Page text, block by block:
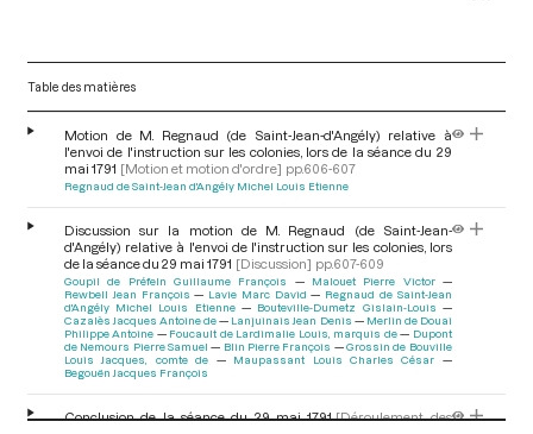
Table des matières
Motion de M. Regnaud (de Saint-Jean-d'Angély) relative à
l'envoi de l'instruction sur les colonies, lors de la séance du 29
mai 1791 [Motion et motion d'ordre] pp.606-607
Regnaud de Saint-Jean d'Angély Michel Louis Etienne
Discussion sur la motion de M. Regnaud (de Saint-Jean-
d'Angély) relative à l'envoi de l'instruction sur les colonies, lors
de la séance du 29 mai 1791 [Discussion] pp.607-609
Goupil de Préfeln Guillaume François
Malouet Pierre Victor
Rewbell Jean François
Lavie Marc David
Regnaud de Saint-Jean
d'Angély Michel Louis Etienne
Bouteville-Dumetz Gislain-Louis
Cazalès Jacques Antoine de
Lanjuinais Jean Denis
Merlin de Douai
Philippe Antoine
Foucault de Lardimalie Louis, marquis de
Dupont
de Nemours Pierre Samuel
Blin Pierre François
Grossin de Bouville
Louis Jacques, comte de
Maupassant Louis Charles César
Begouën Jacques François
Conclusion de la séance du 29 mai 1791 [Déroulement des